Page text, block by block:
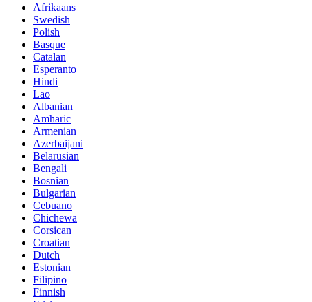
Afrikaans
Swedish
Polish
Basque
Catalan
Esperanto
Hindi
Lao
Albanian
Amharic
Armenian
Azerbaijani
Belarusian
Bengali
Bosnian
Bulgarian
Cebuano
Chichewa
Corsican
Croatian
Dutch
Estonian
Filipino
Finnish